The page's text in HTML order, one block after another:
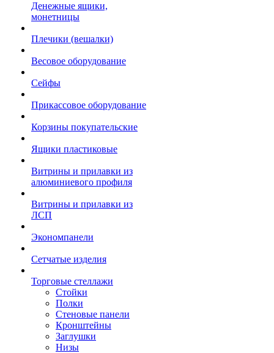
Денежные ящики,
монетницы
Плечики (вешалки)
Весовое оборудование
Сейфы
Прикассовое оборудование
Корзины покупательские
Ящики пластиковые
Витрины и прилавки из
алюминиевого профиля
Витрины и прилавки из
ЛСП
Экономпанели
Сетчатые изделия
Торговые стеллажи
Стойки
Полки
Стеновые панели
Кронштейны
Заглушки
Низы